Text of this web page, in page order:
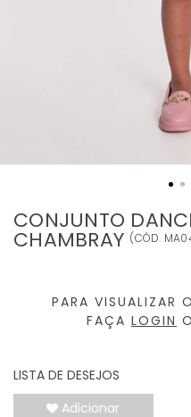
CONJUNTO
CHAMBRAY (CÓD.
PARA VISUALIZAR
FAÇA LOGIN
LISTA DE DESEJOS
Adicionar